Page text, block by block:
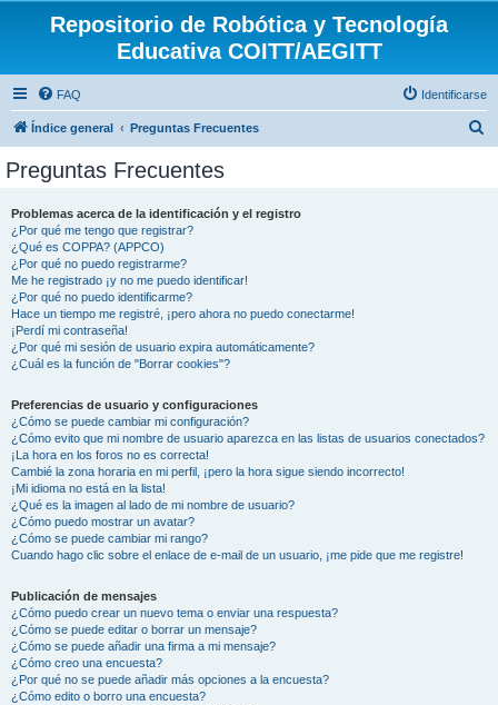
Repositorio de Robótica y Tecnología
Educativa COITT/AEGITT
FAQ Identificarse
Índice general Preguntas Frecuentes
Preguntas Frecuentes
Problemas acerca de la identificación y el registro
¿Por qué me tengo que registrar?
¿Qué es COPPA? (APPCO)
¿Por qué no puedo registrarme?
Me he registrado ¡y no me puedo identificar!
¿Por qué no puedo identificarme?
Hace un tiempo me registré, ¡pero ahora no puedo conectarme!
¡Perdí mi contraseña!
¿Por qué mi sesión de usuario expira automáticamente?
¿Cuál es la función de "Borrar cookies"?
Preferencias de usuario y configuraciones
¿Cómo se puede cambiar mi configuración?
¿Cómo evito que mi nombre de usuario aparezca en las listas de usuarios conectados?
¡La hora en los foros no es correcta!
Cambié la zona horaria en mi perfil, ¡pero la hora sigue siendo incorrecto!
¡Mi idioma no está en la lista!
¿Qué es la imagen al lado de mi nombre de usuario?
¿Cómo puedo mostrar un avatar?
¿Cómo se puede cambiar mi rango?
Cuando hago clic sobre el enlace de e-mail de un usuario, ¡me pide que me registre!
Publicación de mensajes
¿Cómo puedo crear un nuevo tema o enviar una respuesta?
¿Cómo se puede editar o borrar un mensaje?
¿Cómo se puede añadir una firma a mi mensaje?
¿Cómo creo una encuesta?
¿Por qué no se puede añadir más opciones a la encuesta?
¿Cómo edito o borro una encuesta?